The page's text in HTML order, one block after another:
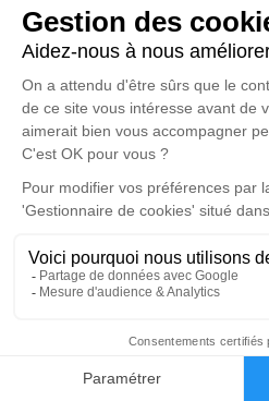
Faire-part
Le souhait de Christian :
Une rose de couleur rouge
Pas de gerbe ni de plaque.
Une tenue colorée si
Un service de plantation
disponible ici.
Cérémonie civile
lundi 05 août 2024 à
248, Rue de l'Abbé
27000 Évreux